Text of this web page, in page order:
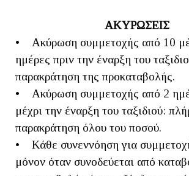
ΑΚΥΡΩΣΕΙΣ
• Ακύρωση συμμετοχής από 10
ημέρες πριν την έναρξη του
παρακράτηση της προκαταβολής.
• Ακύρωση συμμετοχής από 2
μέχρι την έναρξη του ταξιδιού:
παρακράτηση όλου του ποσού.
• Κάθε συνεννόηση για
μόνον όταν συνοδεύεται από